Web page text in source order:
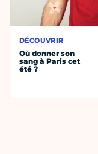
DÉCOUVRIR
Où donner son
sang à Paris cet
été ?